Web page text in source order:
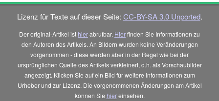
Lizenz für Texte auf dieser Seite: CC-BY-SA 3.0 Unported.
Der original-Artikel ist hierabrufbar. Hierfinden Sie Informationen zu
den Autoren des Artikels. An Bildern wurden keine Veränderungen
vorgenommen - diese werden aber in der Regel wie bei der
ursprünglichen Quelle des Artikels verkleinert, d.h. als Vorschaubilder
angezeigt. Klicken Sie auf ein Bild für weitere Informationen zum
Urheber und zur Lizenz. Die vorgenommenen Änderungen am Artikel
können Sie hiereinsehen.